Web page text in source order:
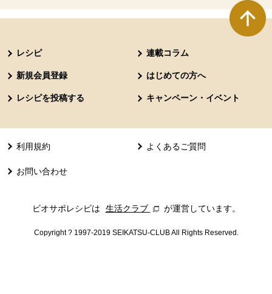
レシピ 連載コラム
新規会員登録 はじめての方へ
レシピを投稿する キャンペーン・イベント
利用規約 よくあるご質問
お問い合わせ
ビオサポレシピは 生活クラブ 別のウィンドウで開きます。
が運営しています。
Copyright ? 1997-2019 SEIKATSU-CLUB All Rights Reserved.